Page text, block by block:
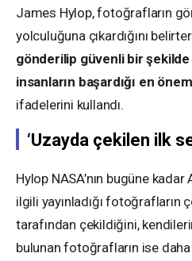
James Hylop, fotoğrafların
yolculuğuna çıkardığını
gönderilip güvenli bir şekilde
insanların başardığı en
ifadelerini kullandı.
‘Uzayda çekilen ilk
Hylop NASA’nın bugüne kadar
ilgili yayınladığı fotoğrafların
tarafından çekildiğini,
bulunan fotoğrafların ise